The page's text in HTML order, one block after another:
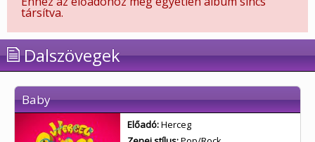
társítva.
Dalszövegek
Baby
Előadó:Herceg